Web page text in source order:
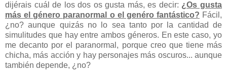
dijérais cuál de los dos os gusta más, es decir: ¿Os gusta
más el género paranormal o el genéro fantástico? Fácil,
¿no? aunque quizás no lo sea tanto por la cantidad de
simulitudes que hay entre ambos géneros. En este caso, yo
me decanto por el paranormal, porque creo que tiene más
chicha, más acción y hay personajes más oscuros... aunque
también depende, ¿no?